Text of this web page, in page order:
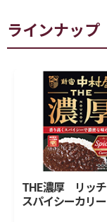
ラインナップ
THE濃厚 リッチ
スパイシーカリー